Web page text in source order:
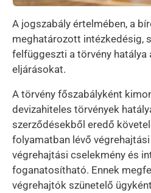
A jogszabály értelmében, a
meghatározott intézkedésig,
felfüggeszti a törvény hatálya
eljárásokat.
A törvény főszabályként
devizahiteles törvények
szerződésekből eredő
folyamatban lévő
végrehajtási cselekmény és
foganatosítható. Ennek
végrehajtók szünetelő